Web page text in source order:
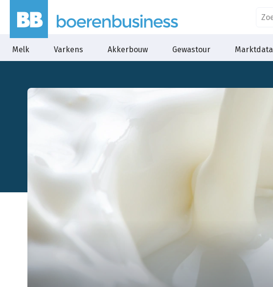
Melk Varkens Akkerbouw Gewastour Marktdata